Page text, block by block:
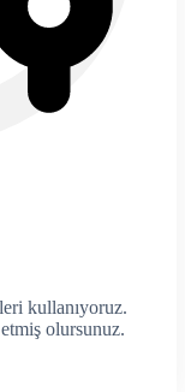
kullanıyoruz.
olursunuz.